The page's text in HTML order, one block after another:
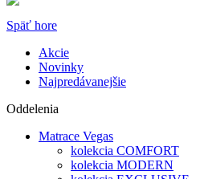
Späť hore
Akcie
Novinky
Najpredávanejšie
Oddelenia
Matrace Vegas
kolekcia COMFORT
kolekcia MODERN